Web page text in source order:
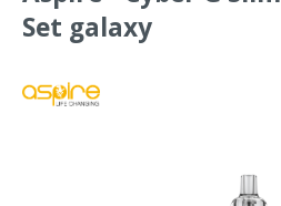
Set galaxy